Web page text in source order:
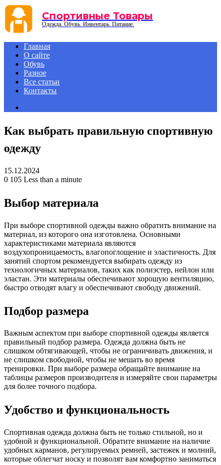
Menu
Спортивные Товары
Одежда. Обувь. Инвентарь. Питание.
Главная
О сайте
Обувь
Разное
Все статьи
Контакты
Как выбрать правильную спортивную
одежду
15.12.2024
0 105 Less than a minute
Выбор материала
При выборе спортивной одежды важно обратить внимание на
материал, из которого она изготовлена. Основными
характеристиками материала являются
воздухопроницаемость, влагопоглощение и эластичность. Для
занятий спортом рекомендуется выбирать одежду из
технологичных материалов, таких как полиэстер, нейлон или
эластан. Эти материалы обеспечивают хорошую вентиляцию,
быстро отводят влагу и обеспечивают свободу движений.
Подбор размера
Важным аспектом при выборе спортивной одежды является
правильный подбор размера. Одежда должна быть не
слишком обтягивающей, чтобы не ограничивать движения, и
не слишком свободной, чтобы не мешать во время
тренировки. При выборе размера обращайте внимание на
таблицы размеров производителя и измеряйте свои параметры
для более точного подбора.
Удобство и функциональность
Спортивная одежда должна быть не только стильной, но и
удобной и функциональной. Обратите внимание на наличие
удобных карманов, регулируемых ремней, застежек и молний,
которые облегчат носку и позволят вам комфортно заниматься